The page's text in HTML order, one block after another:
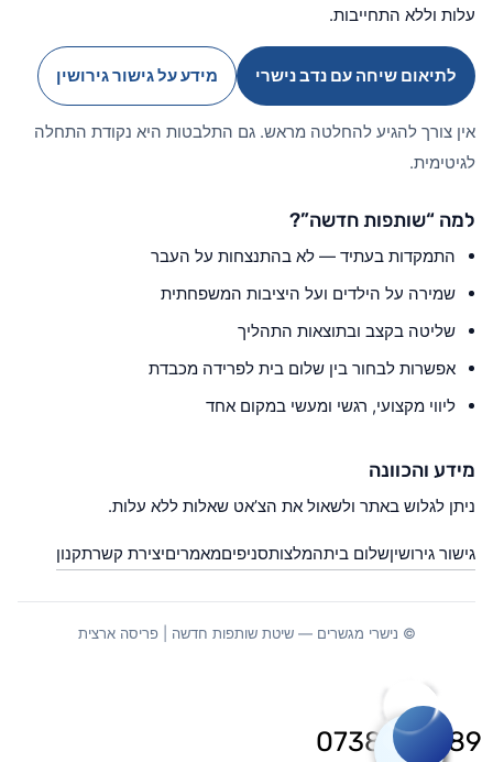
עלות וללא התחייבות.
לתיאום שיחה עם נדב נישרי מידע על גישור גירושין
אין צורך להגיע להחלטה מראש. גם התלבטות היא נקודת התחלה
לגיטימית.
למה “שותפות חדשה”?
התמקדות בעתיד — לא בהתנצחות על העבר
שמירה על הילדים ועל היציבות המשפחתית
שליטה בקצב ובתוצאות התהליך
אפשרות לבחור בין שלום בית לפרידה מכבדת
ליווי מקצועי, רגשי ומעשי במקום אחד
מידע והכוונה
ניתן לגלוש באתר ולשאול את הצ’אט שאלות ללא עלות.
גישור גירושיןשלום ביתהמלצותסניפיםמאמריםיצירת קשרתקנון
© נישרי מגשרים — שיטת שותפות חדשה | פריסה ארצית
0738020789